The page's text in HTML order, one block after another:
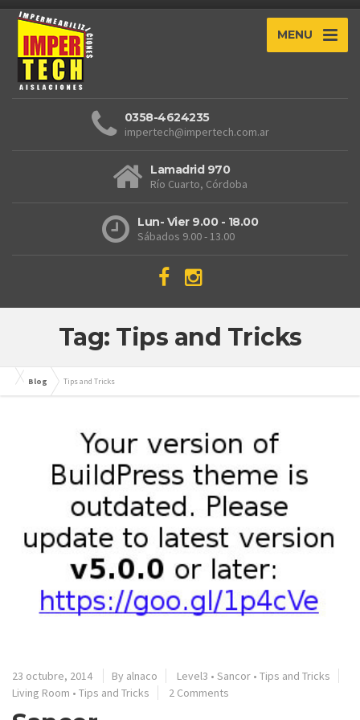
MENU
0358-4624235
impertech@impertech.com.ar
Lamadrid 970
Río Cuarto, Córdoba
Lun- Vier 9.00 - 18.00
Sábados 9.00 - 13.00
Tag: Tips and Tricks
Blog Tips and Tricks
23 octubre, 2014 By alnaco Level3 • Sancor • Tips and Tricks
Living Room • Tips and Tricks 2 Comments